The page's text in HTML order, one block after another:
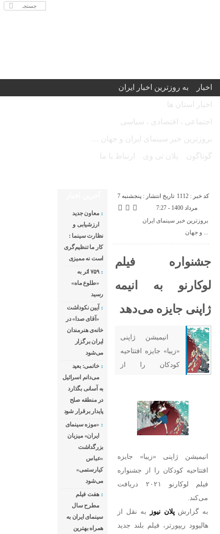
اخبار به روزترین اخبار ایران
اخبار استان ها
اجتماعی ، اقتصادی ، سیاسی
بروزترین خبر سینمای ایران و جهان …
گوناگون پلان تی وی ارتباط با ما
کد خبر : 1112
تاریخ انتشار : پنجشنبه 7
مرداد 1400 - 7:27
بروزترین خبر سینمای ایران
و جهان ...
جشنواره فیلم
لوکارنو به انیمه
ژاپنی جایزه می‌دهد
انیمیشن ژاپنی
«زیبا» جایزه افتتاحیه
کودکان را از
دریافت می‌کند. به
گزارش پلان نیوز به
نقل از هالیوود
جدید مامورو هوسودا
سازنده «میراری»
امسال یک جایزه
لوکارنو را دریافت
می‌کند و در این
انیمیشن ژاپنی «زیبا» جایزه
افتتاحیه کودکان را از جشنواره
فیلم لوکارنو ۲۰۲۱ دریافت
می‌کند.
به گزارشپلان نیوز
به نقل از
هالیوود ریپورتر، فیلم بلند جدید
معاون جدید
ارزشیابی و
نظارت سینما :
کار ما تنظیم‌گری
است نه ممیزی
۷۵۹ اثر به
«طلوع ماه»
رسید
آیین نکوداشت
«آقای صدا» در
خانه‌ی هنرمندان
ایران برگزار
می‌شود
خاتمی: بعید
می‌دانم اسرائیل
به آسانی بگذارد
در منطقه صلح
پایدار برقرار شود
«موزه سینمای
ایران» میزبان
بزرگداشت
«عباس
کیارستمی»
می‌شود
هفت فیلم
مطرح سال
سینمای ایران به
همراه بهترین